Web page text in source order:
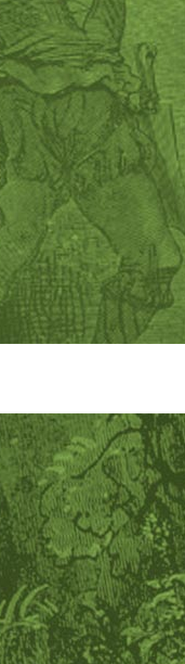
Домашний
круг